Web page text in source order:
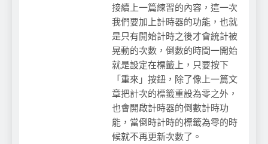
接續上一篇練習的內容，這一次
我們要加上計時器的功能，也就
是只有開始計時之後才會統計被
晃動的次數，倒數的時間一開始
就是設定在標籤上，只要按下
「重來」按鈕，除了像上一篇文
章把計次的標籤重設為零之外，
也會開啟計時器的倒數計時功
能，當倒時計時的標籤為零的時
候就不再更新次數了。